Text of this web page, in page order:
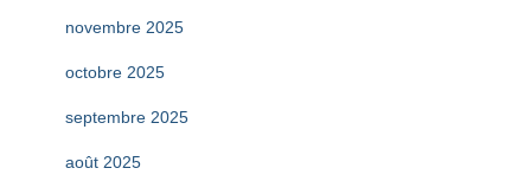
novembre 2025
octobre 2025
septembre 2025
août 2025